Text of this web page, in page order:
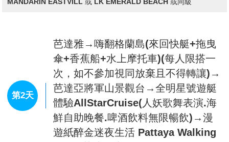
怕拉肚子。
【體驗泰國古式按摩(約2小時)】與中醫的推拿相近，經
常按摩穴位也會舒筋活絡，特別安排兩小時的療程(大通
舖)使你強身健體而且神清氣爽。(小費敬請自理)
註：16歲以下貴賓恕無法按摩，但於當地將會由導遊或
領隊安排享用冰淇淋乙份。
【TERMINAL 21購物中心】
Terminal 21 Pattaya完全以
營造異國風情為特色的購物中心，讓你從廣場拍進賣
場，連柱子或廁所都可以盡情的擺姿勢狂拍，而且連美
MANDARIN EASTVILL 或 LK EMERALD BEACH 或同級
第2天
芭達雅→嗨翻格蘭島(來回快艇+拖曳
傘+香蕉船+水上摩托車)(每人限搭一
次，如不參加視同放棄且不得轉讓)→
芭達亞將軍山景觀台→全明星號遊艇
體驗AllStarCruise(人妖歌舞表演.海
鮮自助晚餐.啤酒飲料無限暢飲)→漫
遊紙醉金迷夜生活 Pattaya Walking